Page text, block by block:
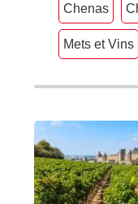
Chenas
Mets et Vins